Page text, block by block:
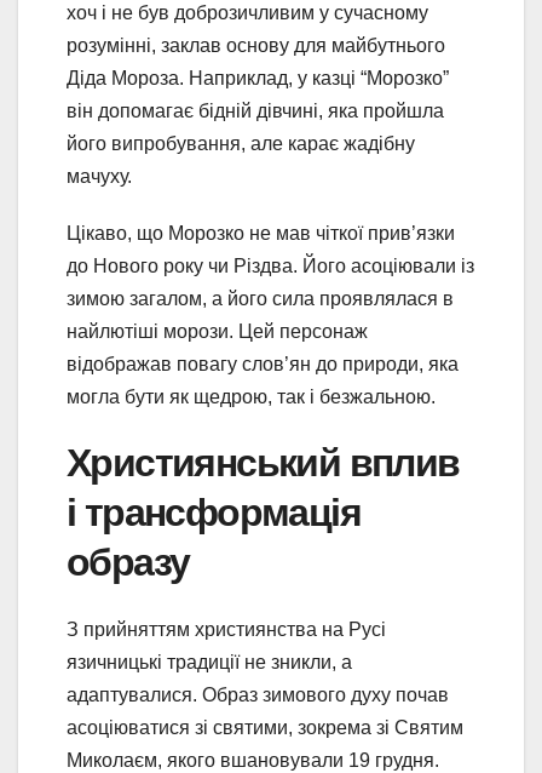
хоч і не був доброзичливим у сучасному
розумінні, заклав основу для майбутнього
Діда Мороза. Наприклад, у казці “Морозко”
він допомагає бідній дівчині, яка пройшла
його випробування, але карає жадібну
мачуху.
Цікаво, що Морозко не мав чіткої прив’язки
до Нового року чи Різдва. Його асоціювали із
зимою загалом, а його сила проявлялася в
найлютіші морози. Цей персонаж
відображав повагу слов’ян до природи, яка
могла бути як щедрою, так і безжальною.
Християнський вплив
і трансформація
образу
З прийняттям християнства на Русі
язичницькі традиції не зникли, а
адаптувалися. Образ зимового духу почав
асоціюватися зі святими, зокрема зі Святим
Миколаєм, якого вшановували 19 грудня.